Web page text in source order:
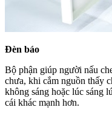
Đèn báo
Bộ phận giúp người nấu
chưa, khi cắm nguồn thấy
không sáng hoặc lúc sáng
cái khác mạnh hơn.